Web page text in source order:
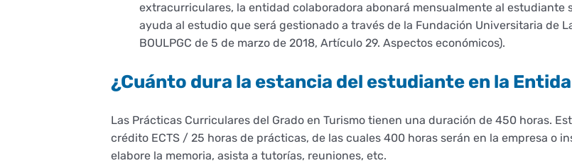
extracurriculares, la entidad colaboradora abonará mensualmente al
ayuda al estudio que será gestionado a través de la Fundación Universitaria de
BOULPGC de 5 de marzo de 2018, Artículo 29. Aspectos económicos).
¿Cuánto dura la estancia del estudiante en la
Las Prácticas Curriculares del Grado en Turismo tienen una duración de 450 horas.
crédito ECTS / 25 horas de prácticas, de las cuales 400 horas serán en la empresa o
elabore la memoria, asista a tutorías, reuniones, etc.